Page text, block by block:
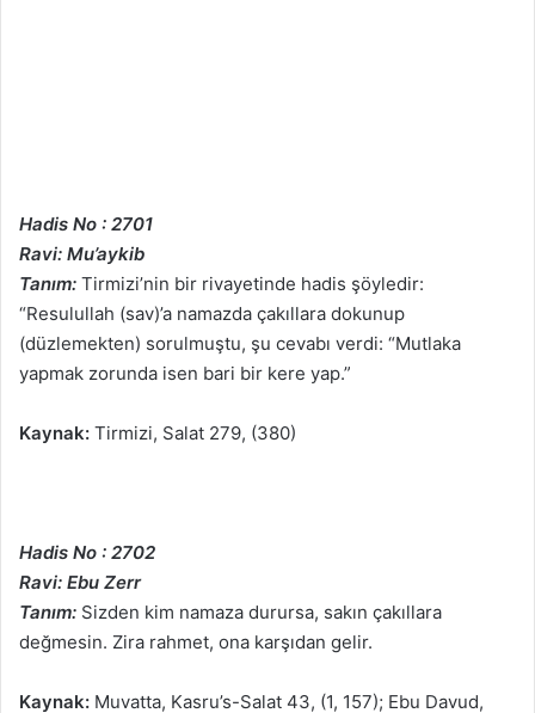
Hadis No : 2701
Ravi: Mu’aykib
Tanım: Tirmizi’nin bir rivayetinde hadis şöyledir:
“Resulullah (sav)’a namazda çakıllara dokunup
(düzlemekten) sorulmuştu, şu cevabı verdi: “Mutlaka
yapmak zorunda isen bari bir kere yap.”
Kaynak: Tirmizi, Salat 279, (380)
Hadis No : 2702
Ravi: Ebu Zerr
Tanım: Sizden kim namaza durursa, sakın çakıllara
değmesin. Zira rahmet, ona karşıdan gelir.
Kaynak: Muvatta, Kasru’s-Salat 43, (1, 157); Ebu Davud,